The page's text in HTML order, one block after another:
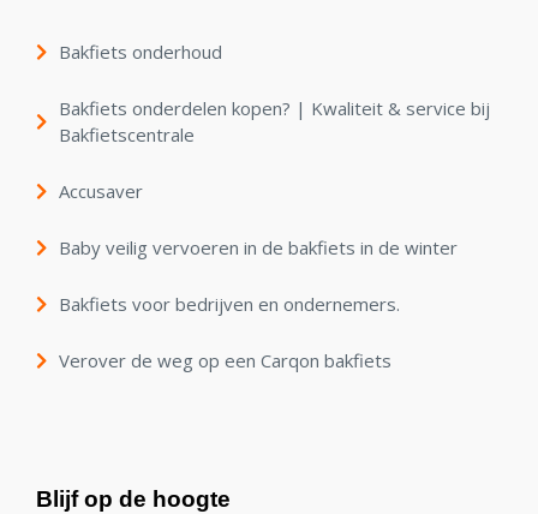
Bakfiets onderhoud
Bakfiets onderdelen kopen? | Kwaliteit & service bij
Bakfietscentrale
Accusaver
Baby veilig vervoeren in de bakfiets in de winter
Bakfiets voor bedrijven en ondernemers.
Verover de weg op een Carqon bakfiets
Blijf op de hoogte